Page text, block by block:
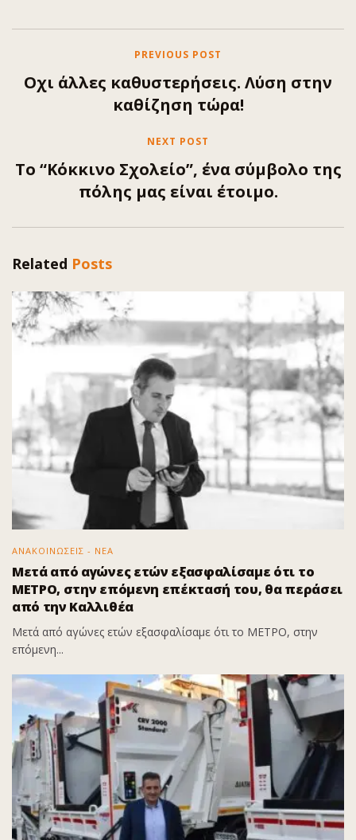
PREVIOUS POST
Οχι άλλες καθυστερήσεις. Λύση στην
καθίζηση τώρα!
NEXT POST
Το “Κόκκινο Σχολείο”, ένα σύμβολο της
πόλης μας είναι έτοιμο.
Related Posts
ΑΝΑΚΟΙΝΩΣΕΙΣ - ΝΕΑ
Μετά από αγώνες ετών εξασφαλίσαμε ότι το
ΜΕΤΡΟ, στην επόμενη επέκτασή του, θα περάσει
από την Καλλιθέα
Μετά από αγώνες ετών εξασφαλίσαμε ότι το ΜΕΤΡΟ, στην
επόμενη...